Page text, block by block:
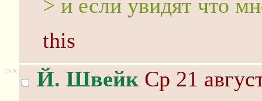
> и если увидят что
this
>> Й. Швейк Ср 21